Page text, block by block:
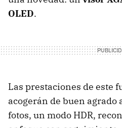
OLED.
Las prestaciones de este
acogerán de buen agrado
fotos, un modo HDR,